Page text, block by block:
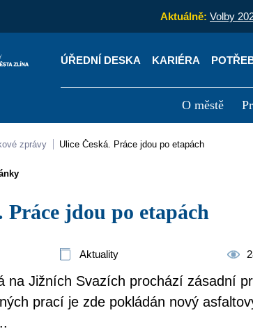
Aktuálně: Volby
ÚŘEDNÍ DESKA KARIÉRA
O městě
Úřední deska
zprávy Ulice Česká. Práce jdou po etapách
Práce jdou po etapách
Aktuality
na Jižních Svazích prochází zásadní
prací je zde pokládán nový